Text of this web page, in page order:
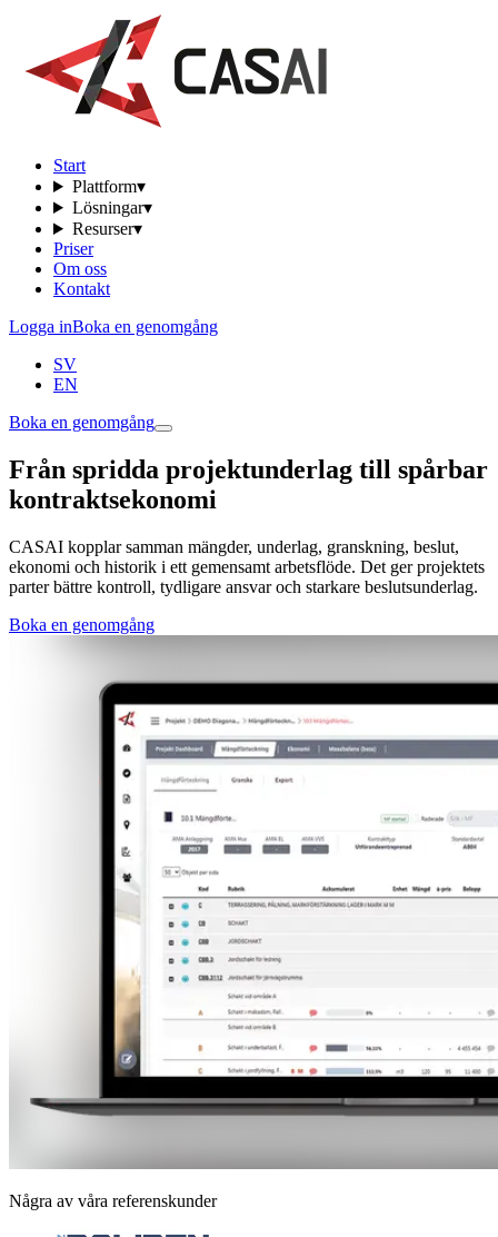
Start
Plattform▾
Lösningar▾
Resurser▾
Priser
Om oss
Kontakt
Logga inBoka en genomgång
SV
EN
Boka en genomgång
Från spridda projektunderlag till spårbar
kontraktsekonomi
CASAI kopplar samman mängder, underlag, granskning, beslut,
ekonomi och historik i ett gemensamt arbetsflöde. Det ger projektets
parter bättre kontroll, tydligare ansvar och starkare beslutsunderlag.
Boka en genomgång
Några av våra referenskunder